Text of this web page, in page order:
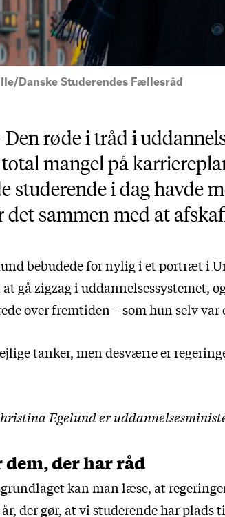
Danske Studerendes Fællesråd
Den røde i tråd i
mangel på
studerende i dag havde
sammen med at
bebudede for nylig iet portræt i
gå zigzag i uddannelsessystemet,
over fremtiden – som hun selv var
tanker, men desværre er
Egelund er
dem, der har råd
kan man læse, at
år, der gør, at vi studerende har